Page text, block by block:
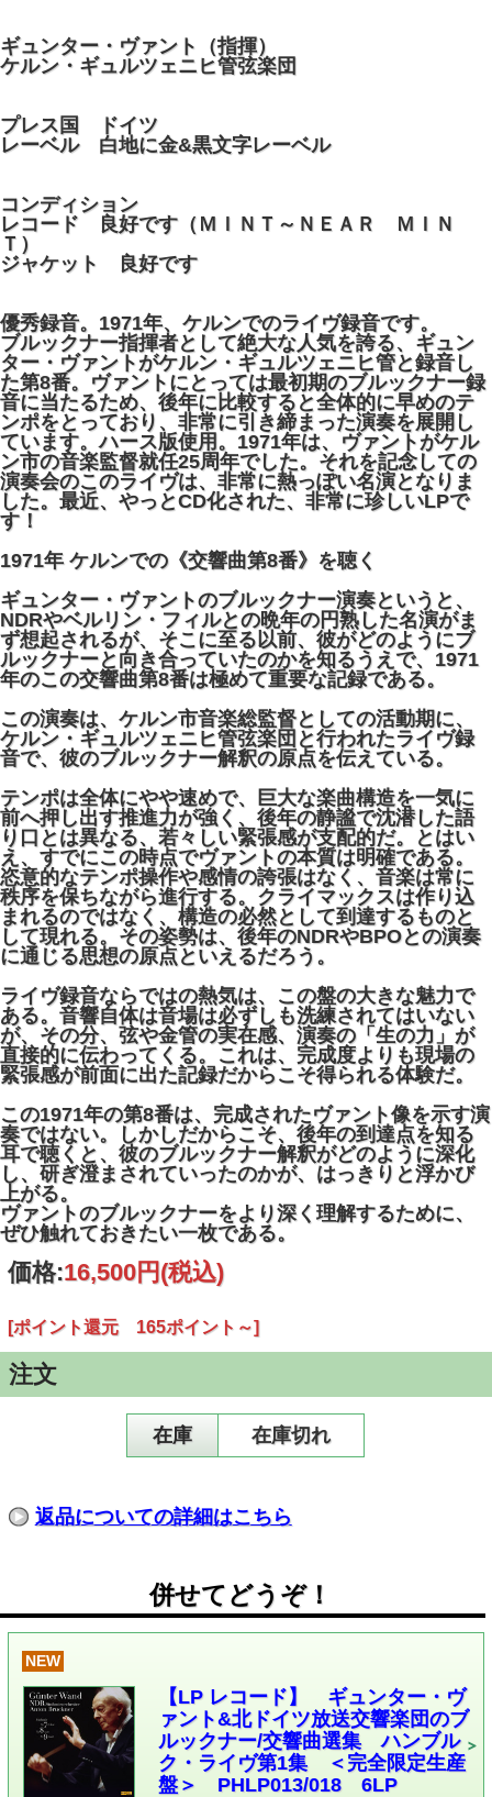
ギュンター・ヴァント（指揮）
ケルン・ギュルツェニヒ管弦楽団
プレス国 ドイツ
レーベル 白地に金&黒文字レーベル
コンディション
レコード 良好です（ＭＩＮＴ～ＮＥＡＲ ＭＩＮ
Ｔ）
ジャケット 良好です
優秀録音。1971年、ケルンでのライヴ録音です。
ブルックナー指揮者として絶大な人気を誇る、ギュン
ター・ヴァントがケルン・ギュルツェニヒ管と録音し
た第8番。ヴァントにとっては最初期のブルックナー録
音に当たるため、後年に比較すると全体的に早めのテ
ンポをとっており、非常に引き締まった演奏を展開し
ています。ハース版使用。1971年は、ヴァントがケル
ン市の音楽監督就任25周年でした。それを記念しての
演奏会のこのライヴは、非常に熱っぽい名演となりま
した。最近、やっとCD化された、非常に珍しいLPで
す！
1971年 ケルンでの《交響曲第8番》を聴く
ギュンター・ヴァントのブルックナー演奏というと、
NDRやベルリン・フィルとの晩年の円熟した名演がま
ず想起されるが、そこに至る以前、彼がどのようにブ
ルックナーと向き合っていたのかを知るうえで、1971
年のこの交響曲第8番は極めて重要な記録である。
この演奏は、ケルン市音楽総監督としての活動期に、
ケルン・ギュルツェニヒ管弦楽団と行われたライヴ録
音で、彼のブルックナー解釈の原点を伝えている。
テンポは全体にやや速めで、巨大な楽曲構造を一気に
前へ押し出す推進力が強く、後年の静謐で沈潜した語
り口とは異なる、若々しい緊張感が支配的だ。とはい
え、すでにこの時点でヴァントの本質は明確である。
恣意的なテンポ操作や感情の誇張はなく、音楽は常に
秩序を保ちながら進行する。クライマックスは作り込
まれるのではなく、構造の必然として到達するものと
して現れる。その姿勢は、後年のNDRやBPOとの演奏
に通じる思想の原点といえるだろう。
ライヴ録音ならではの熱気は、この盤の大きな魅力で
ある。音響自体は音場は必ずしも洗練されてはいない
が、その分、弦や金管の実在感、演奏の「生の力」が
直接的に伝わってくる。これは、完成度よりも現場の
緊張感が前面に出た記録だからこそ得られる体験だ。
この1971年の第8番は、完成されたヴァント像を示す演
奏ではない。しかしだからこそ、後年の到達点を知る
耳で聴くと、彼のブルックナー解釈がどのように深化
し、研ぎ澄まされていったのかが、はっきりと浮かび
上がる。
ヴァントのブルックナーをより深く理解するために、
ぜひ触れておきたい一枚である。
価格:16,500円 (税込)
[ポイント還元 165ポイント～]
注文
在庫 在庫切れ
返品についての詳細はこちら
併せてどうぞ！
NEW
【LP レコード】 ギュンター・ヴ
ァント&北ドイツ放送交響楽団のブ
ルックナー/交響曲選集 ハンブル
ク・ライヴ第1集 ＜完全限定生産
盤＞ PHLP013/018 6LP